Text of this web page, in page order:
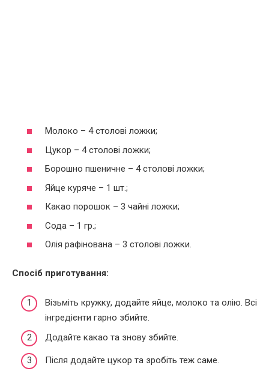
Молоко – 4 столові ложки;
Цукор – 4 столові ложки;
Борошно пшеничне – 4 столові ложки;
Яйце куряче – 1 шт.;
Какао порошок – 3 чайні ложки;
Сода – 1 гр.;
Олія рафінована – 3 столові ложки.
Спосіб приготування:
Візьміть кружку, додайте яйце, молоко та олію. Всі
інгредієнти гарно збийте.
Додайте какао та знову збийте.
Після додайте цукор та зробіть теж саме.